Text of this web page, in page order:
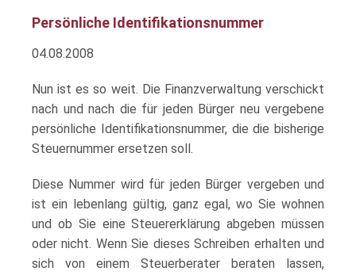
Persönliche Identifikationsnummer
04.08.2008
Nun ist es so weit. Die Finanzverwaltung verschickt
nach und nach die für jeden Bürger neu vergebene
persönliche Identifikationsnummer, die die bisherige
Steuernummer ersetzen soll.
Diese Nummer wird für jeden Bürger vergeben und
ist ein lebenlang gültig, ganz egal, wo Sie wohnen
und ob Sie eine Steuererklärung abgeben müssen
oder nicht. Wenn Sie dieses Schreiben erhalten und
sich von einem Steuerberater beraten lassen,